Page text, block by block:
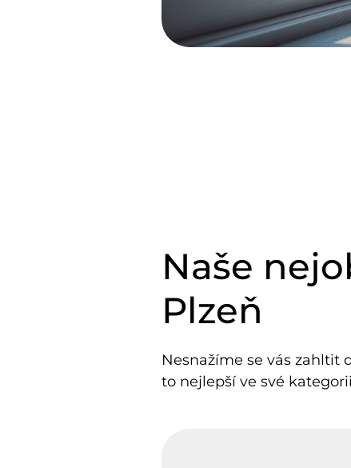
Naše
Plzeň
Nesnažíme se vás zahltit
to nejlepší ve své